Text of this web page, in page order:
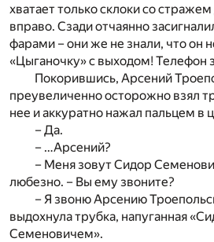
хватает только склоки со
вправо. Сзади отчаянно
фарами – они же не знали, что он
«Цыганочку» с выходом! Телефон
Покорившись, Арсений
преувеличенно осторожно взял
нее и аккуратно нажал пальцем в
– Да.
– …Арсений?
– Меня зовут Сидор
любезно. – Вы ему звоните?
– Я звоню Арсению
выдохнула трубка, напуганная
Семеновичем».